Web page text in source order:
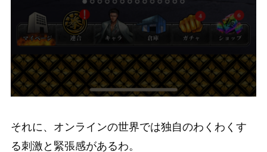
それに、オンラインの世界では独自のわくわくす
る刺激と緊張感があるわ。